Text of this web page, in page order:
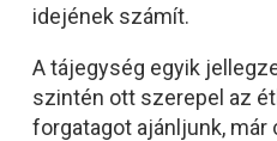
idejének számít.
A tájegység egyik
szintén ott szerepel az
forgatagot ajánljunk,